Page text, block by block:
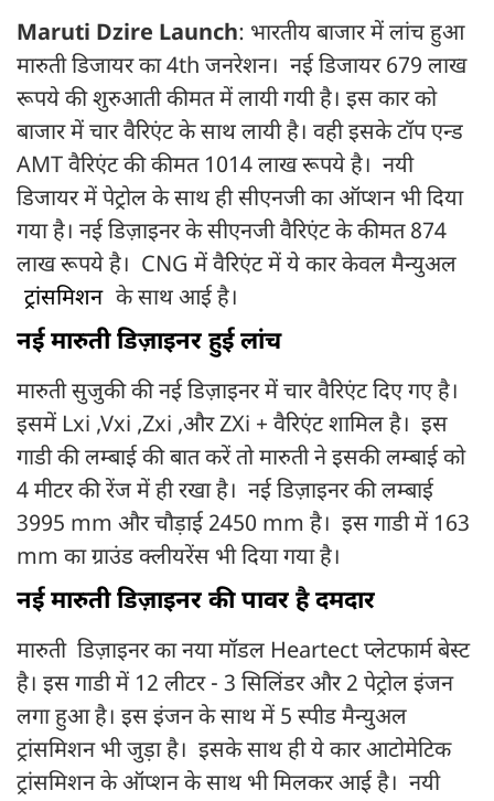
Maruti Dzire Launch: भारतीय बाजार में लांच हुआ
मारुती डिजायर का 4th जनरेशन। नई डिजायर 679 लाख
रूपये की शुरुआती कीमत में लायी गयी है। इस कार को
बाजार में चार वैरिएंट के साथ लायी है। वही इसके टॉप एन्ड
AMT वैरिएंट की कीमत 1014 लाख रूपये है। नयी
डिजायर में पेट्रोल के साथ ही सीएनजी का ऑप्शन भी दिया
गया है। नई डिज़ाइनर के सीएनजी वैरिएंट के कीमत 874
लाख रूपये है। CNG में वैरिएंट में ये कार केवल मैन्युअल
ट्रांसमिशन के साथ आई है।
नई मारुती डिज़ाइनर हुई लांच
मारुती सुजुकी की नई डिज़ाइनर में चार वैरिएंट दिए गए है।
इसमें Lxi ,Vxi ,Zxi ,और ZXi + वैरिएंट शामिल है। इस
गाडी की लम्बाई की बात करें तो मारुती ने इसकी लम्बाई को
4 मीटर की रेंज में ही रखा है। नई डिज़ाइनर की लम्बाई
3995 mm और चौड़ाई 2450 mm है। इस गाडी में 163
mm का ग्राउंड क्लीयरेंस भी दिया गया है।
नई मारुती डिज़ाइनर की पावर है दमदार
मारुती डिज़ाइनर का नया मॉडल Heartect प्लेटफार्म बेस्ट
है। इस गाडी में 12 लीटर - 3 सिलिंडर और 2 पेट्रोल इंजन
लगा हुआ है। इस इंजन के साथ में 5 स्पीड मैन्युअल
ट्रांसमिशन भी जुड़ा है। इसके साथ ही ये कार आटोमेटिक
ट्रांसमिशन के ऑप्शन के साथ भी मिलकर आई है। नयी